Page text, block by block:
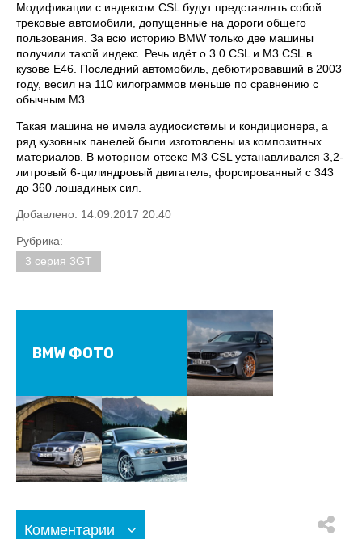
Модификации с индексом CSL будут представлять собой
трековые автомобили, допущенные на дороги общего
пользования. За всю историю BMW только две машины
получили такой индекс. Речь идёт о 3.0 CSL и M3 CSL в
кузове E46. Последний автомобиль, дебютировавший в 2003
году, весил на 110 килограммов меньше по сравнению с
обычным M3.
Такая машина не имела аудиосистемы и кондиционера, а
ряд кузовных панелей были изготовлены из композитных
материалов. В моторном отсеке M3 CSL устанавливался 3,2-
литровый 6-цилиндровый двигатель, форсированный с 343
до 360 лошадиных сил.
Добавлено: 14.09.2017 20:40
Рубрика:
3 серия 3GT
BMW ФОТО
Комментарии